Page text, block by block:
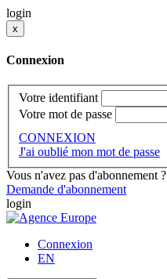
login
x
Connexion
Votre identifiant
Votre mot de passe
CONNEXION
J'ai oublié mon mot de passe
Vous n'avez pas d'abonnement ?
Demande d'abonnement
login
Connexion
EN